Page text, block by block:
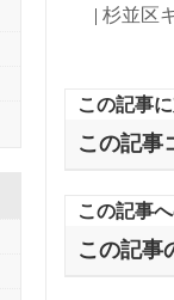
| 杉並区
この記事
この記事
この記事
この記事